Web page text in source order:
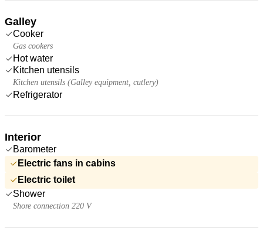
Galley
Cooker
Gas cookers
Hot water
Kitchen utensils
Kitchen utensils (Galley equipment, cutlery)
Refrigerator
Interior
Barometer
Electric fans in cabins
Electric toilet
Shower
Shore connection 220 V